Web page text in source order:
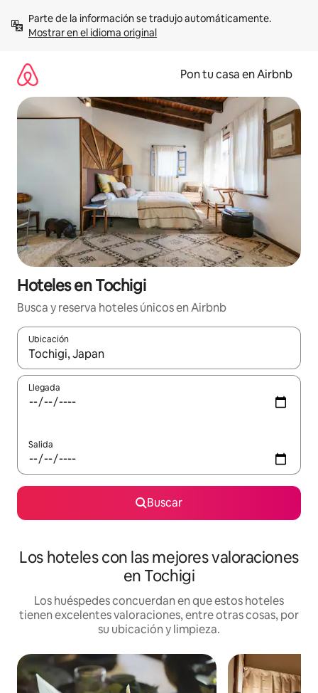
contenidoMostrar en el idioma original
Pon tu casa en Airbnb
Hoteles en Tochigi
Busca y reserva hoteles únicos en Airbnb
Ubicación
Cuando los resultados estén disponibles, navega con las
Llegada
Salida
Buscar
Los hoteles con las mejores valoraciones
en Tochigi
Los huéspedes concuerdan en que estos hoteles
tienen excelentes valoraciones, entre otras cosas, por
su ubicación y limpieza.